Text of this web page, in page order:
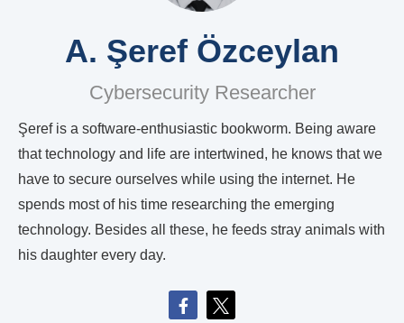
A. Şeref Özceylan
Cybersecurity Researcher
Şeref is a software-enthusiastic bookworm. Being aware
that technology and life are intertwined, he knows that we
have to secure ourselves while using the internet. He
spends most of his time researching the emerging
technology. Besides all these, he feeds stray animals with
his daughter every day.